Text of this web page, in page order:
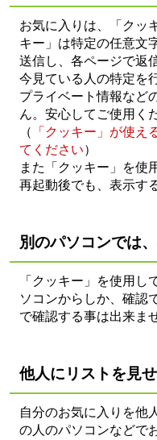
お気に入りは、「クッ
キー」は特定の任意文
送信し、各ページで返
今見ている人の特定を
プライベート情報など
ん。安心してご使用く
（
「クッキー」が使え
てください）
また「クッキー」を使
再起動後でも、表示す
別のパソコンでは、
「クッキー」を使用
ソコンからしか、確認
で確認する事は出来ま
他人にリストを見せ
自分のお気に入りを他
の人のパソコンなどで